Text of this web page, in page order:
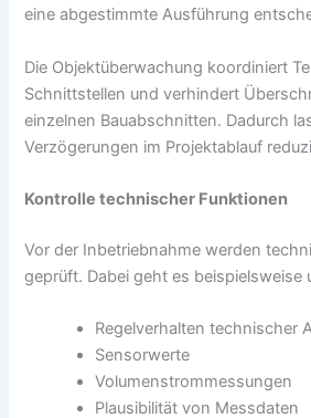
eine abgestimmte Ausführung
Die Objektüberwachung koordiniert
Schnittstellen und verhindert
einzelnen Bauabschnitten. Dadurch
Verzögerungen im Projektablauf
Kontrolle technischer Funktionen
Vor der Inbetriebnahme werden
geprüft. Dabei geht es beispielsweise
Regelverhalten technischer
Sensorwerte
Volumenstrommessungen
Plausibilität von Messdaten